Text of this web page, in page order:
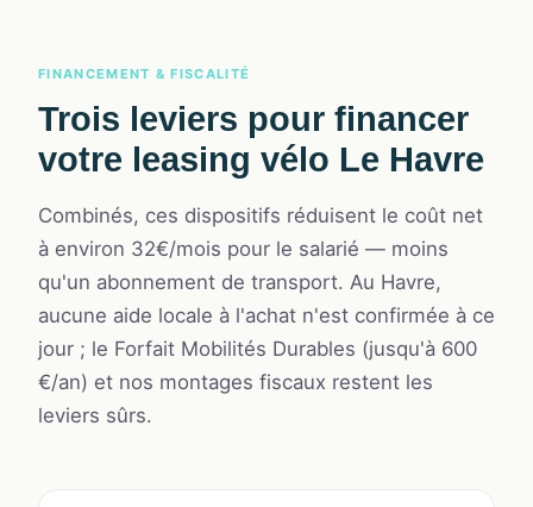
FINANCEMENT & FISCALITÉ
Trois leviers pour financer
votre leasing vélo Le Havre
Combinés, ces dispositifs réduisent le coût net
à environ 32€/mois pour le salarié — moins
qu'un abonnement de transport. Au Havre,
aucune aide locale à l'achat n'est confirmée à ce
jour ; le Forfait Mobilités Durables (jusqu'à 600
€/an) et nos montages fiscaux restent les
leviers sûrs.